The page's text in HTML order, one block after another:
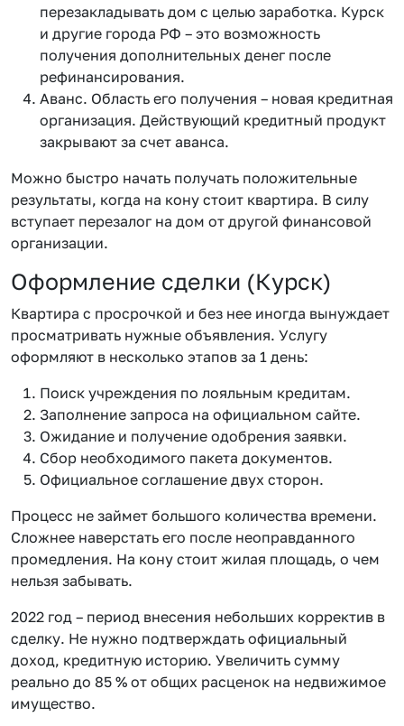
перезакладывать дом с целью заработка. Курск
и другие города РФ – это возможность
получения дополнительных денег после
рефинансирования.
Аванс. Область его получения – новая кредитная
организация. Действующий кредитный продукт
закрывают за счет аванса.
Можно быстро начать получать положительные
результаты, когда на кону стоит квартира. В силу
вступает перезалог на дом от другой финансовой
организации.
Оформление сделки (Курск)
Квартира с просрочкой и без нее иногда вынуждает
просматривать нужные объявления. Услугу
оформляют в несколько этапов за 1 день:
Поиск учреждения по лояльным кредитам.
Заполнение запроса на официальном сайте.
Ожидание и получение одобрения заявки.
Сбор необходимого пакета документов.
Официальное соглашение двух сторон.
Процесс не займет большого количества времени.
Сложнее наверстать его после неоправданного
промедления. На кону стоит жилая площадь, о чем
нельзя забывать.
2022 год – период внесения небольших корректив в
сделку. Не нужно подтверждать официальный
доход, кредитную историю. Увеличить сумму
реально до 85 % от общих расценок на недвижимое
имущество.